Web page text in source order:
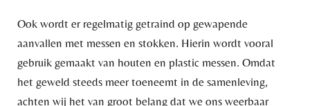
Ook wordt er regelmatig getraind op gewapende
aanvallen met messen en stokken. Hierin wordt vooral
gebruik gemaakt van houten en plastic messen. Omdat
het geweld steeds meer toeneemt in de samenleving,
achten wij het van groot belang dat we ons weerbaar